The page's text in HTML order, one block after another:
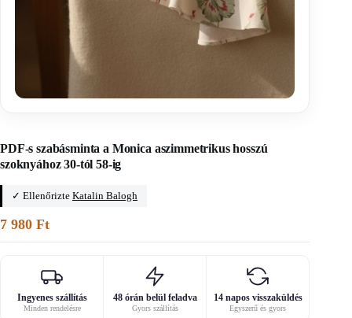
PDF-s szabásminta a Monica aszimmetrikus hosszú
szoknyához 30-tól 58-ig
✓ Ellenőrizte Katalin Balogh
7 980 Ft
Ingyenes szállítás
Minden rendelésre
48 órán belül feladva
Gyors szállítás
14 napos visszaküldés
Egyszerű és gyors